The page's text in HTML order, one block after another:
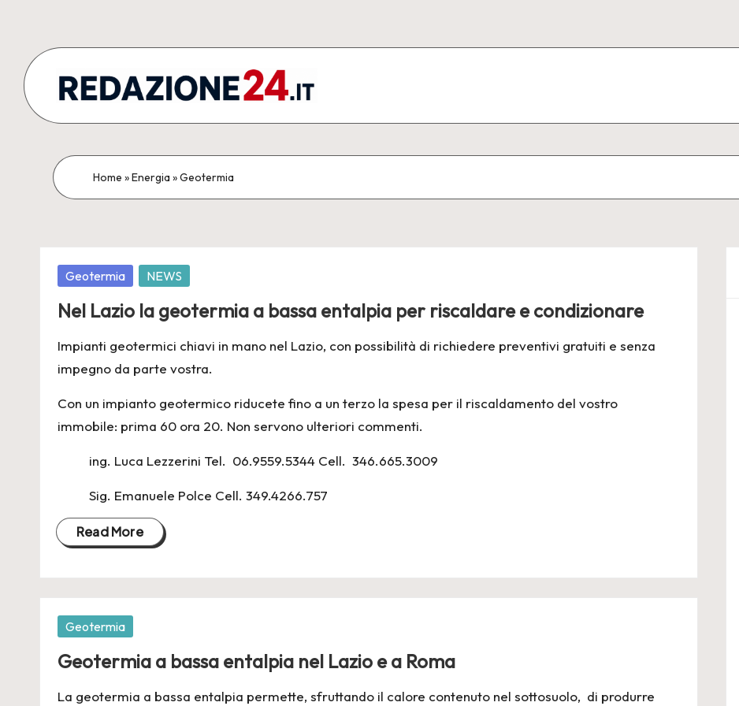
content
R
e
d
z
i
o
n
e
2
&
Comunicati
Home »Energia»Geotermia
Posted
Geotermia NEWS
Nel Lazio la geotermia a bassa entalpia per riscaldare e condizionare
Impianti geotermici chiavi in mano nel Lazio, con possibilità di richiedere preventivi gratuiti e senza
impegno da parte vostra.
Con un impianto geotermico riducete fino a un terzo la spesa per il riscaldamento del vostro
immobile: prima 60 ora 20. Non servono ulteriori commenti.
ing. Luca Lezzerini Tel. 06.9559.5344 Cell. 346.665.3009
Sig. Emanuele Polce Cell. 349.4266.757
Read More
Posted
Geotermia
Geotermia a bassa entalpia nel Lazio e a Roma
La geotermia a bassa entalpia permette, sfruttando il calore contenuto nel sottosuolo, di produrre